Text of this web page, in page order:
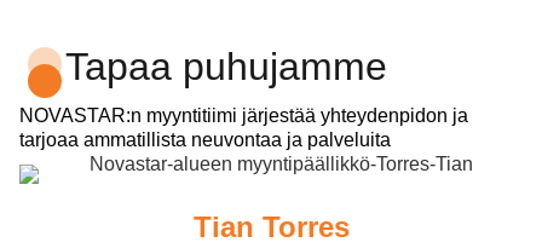
Tapaa puhujamme
NOVASTAR:n myyntitiimi järjestää yhteydenpidon ja
tarjoaa ammatillista neuvontaa ja palveluita
Tian Torres